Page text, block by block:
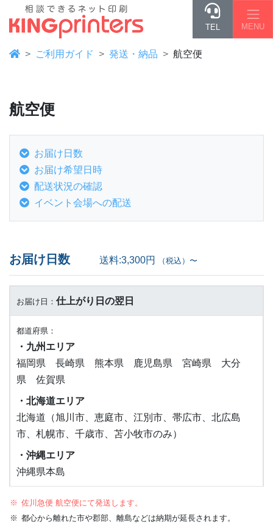
TEL MENU
ご利用ガイド 発送・納品 航空便
航空便
お届け日数
お届け希望日時
配送状況の確認
イベント会場への配送
お届け日数 送料:3,300円 （税込）〜
お届け日： 仕上がり日の翌日
都道府県：
・九州エリア
福岡県 長崎県 熊本県 鹿児島県 宮崎県 大分
県 佐賀県
・北海道エリア
北海道（旭川市、恵庭市、江別市、帯広市、北広島
市、札幌市 、千歳市、苫小牧市のみ）
・沖縄エリア
沖縄県本島
佐川急便 航空便にて発送します。
都心から離れた市や郡部、離島などは納期が延長されます。